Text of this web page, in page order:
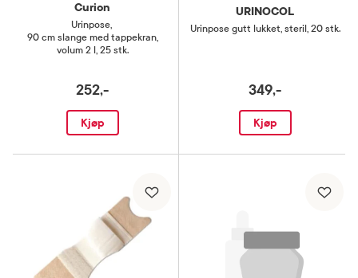
Curion
Urinpose,
90 cm slange med tappekran,
volum 2 l, 25 stk.
252,-
Kjøp
URINOCOL
Urinpose gutt lukket, steril , 20 stk.
349,-
Kjøp